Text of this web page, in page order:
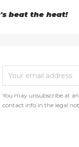
beat the heat!
You may unsubscribe at
contact info in the legal